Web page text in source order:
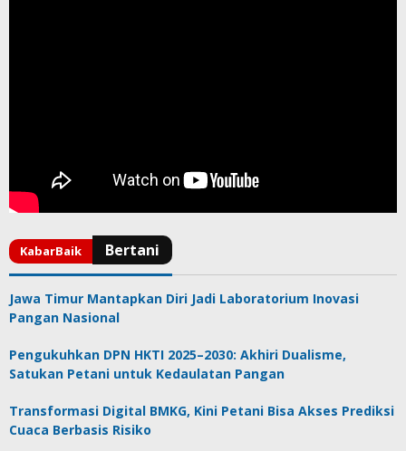
Jawa Timur Mantapkan Diri Jadi Laboratorium Inovasi
Pangan Nasional
Pengukuhkan DPN HKTI 2025–2030: Akhiri Dualisme,
Satukan Petani untuk Kedaulatan Pangan
Transformasi Digital BMKG, Kini Petani Bisa Akses Prediksi
Cuaca Berbasis Risiko